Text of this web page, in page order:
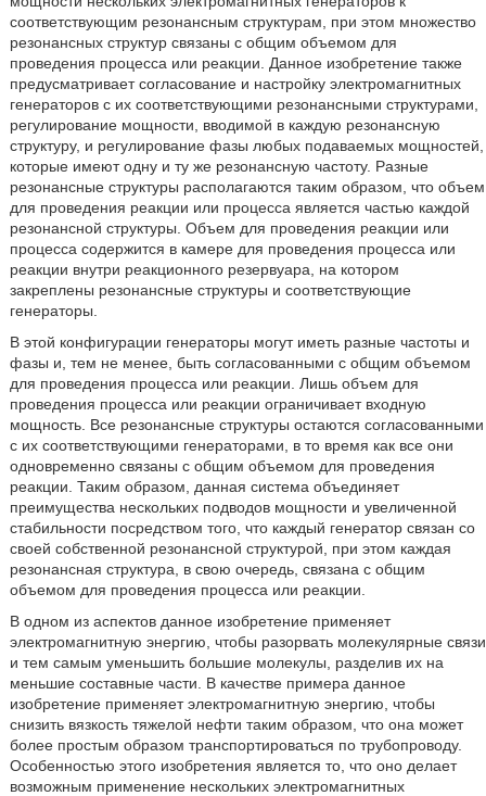
соответствующим резонансным структурам, при этом множество
резонансных структур связаны с общим объемом для
проведения процесса или реакции. Данное изобретение также
предусматривает согласование и настройку электромагнитных
генераторов с их соответствующими резонансными структурами,
регулирование мощности, вводимой в каждую резонансную
структуру, и регулирование фазы любых подаваемых мощностей,
которые имеют одну и ту же резонансную частоту. Разные
резонансные структуры располагаются таким образом, что объем
для проведения реакции или процесса является частью каждой
резонансной структуры. Объем для проведения реакции или
процесса содержится в камере для проведения процесса или
реакции внутри реакционного резервуара, на котором
закреплены резонансные структуры и соответствующие
генераторы.
В этой конфигурации генераторы могут иметь разные частоты и
фазы и, тем не менее, быть согласованными с общим объемом
для проведения процесса или реакции. Лишь объем для
проведения процесса или реакции ограничивает входную
мощность. Все резонансные структуры остаются согласованными
с их соответствующими генераторами, в то время как все они
одновременно связаны с общим объемом для проведения
реакции. Таким образом, данная система объединяет
преимущества нескольких подводов мощности и увеличенной
стабильности посредством того, что каждый генератор связан со
своей собственной резонансной структурой, при этом каждая
резонансная структура, в свою очередь, связана с общим
объемом для проведения процесса или реакции.
В одном из аспектов данное изобретение применяет
электромагнитную энергию, чтобы разорвать молекулярные связи
и тем самым уменьшить большие молекулы, разделив их на
меньшие составные части. В качестве примера данное
изобретение применяет электромагнитную энергию, чтобы
снизить вязкость тяжелой нефти таким образом, что она может
более простым образом транспортироваться по трубопроводу.
Особенностью этого изобретения является то, что оно делает
возможным применение нескольких электромагнитных